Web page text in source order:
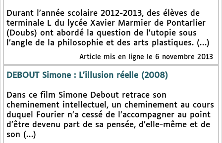
Durant l’année scolaire 2012-2013, des élèves de
terminale L du lycée Xavier Marmier de Pontarlier
(Doubs) ont abordé la question de l’utopie sous
l’angle de la philosophie et des arts plastiques. (…)
Article mis en ligne le 6 novembre 2013
DEBOUT Simone : L’illusion réelle (2008)
Dans ce film Simone Debout retrace son
cheminement intellectuel, un cheminement au cours
duquel Fourier n’a cessé de l’accompagner au point
d’être devenu part de sa pensée, d’elle-même et de
son (…)